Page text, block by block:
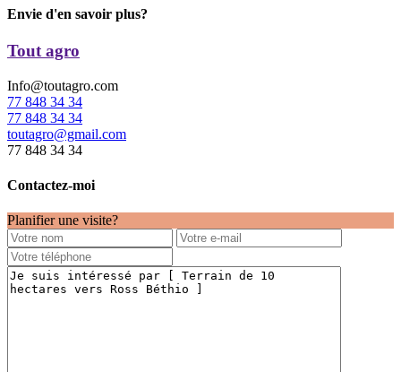
Envie d'en savoir plus?
Tout agro
Info@toutagro.com
77 848 34 34
77 848 34 34
toutagro@gmail.com
77 848 34 34
Contactez-moi
Planifier une visite?